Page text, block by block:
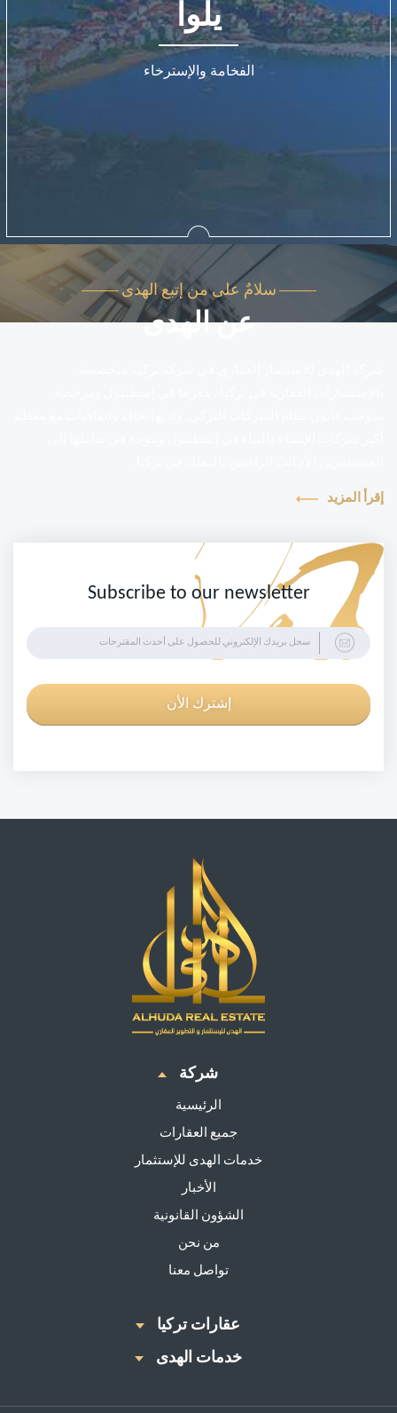
يلوا
الفخامة والإسترخاء
سلامٌ على من إتبع الهدى
عن الهدى
إقرأ المزيد
Subscribe to our newsletter
إشترك الأن
شركة
الرئيسية
جميع العقارات
خدمات الهدى للإستثمار
الأخبار
الشؤون القانونية
من نحن
تواصل معنا
عقارات تركيا
خدمات الهدى